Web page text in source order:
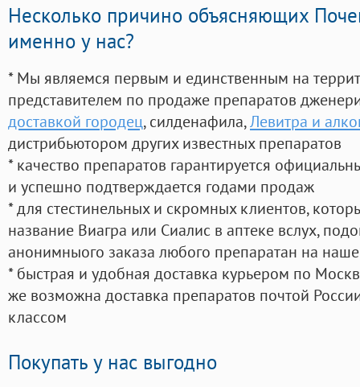
Несколько причино объясняющих
именно у нас?
* Мы являемся первым и единственным на
представителем по продаже препаратов
доставкой городец, силденафила,Левитра и
дистрибьютором других известных препаратов
* качество препаратов гарантируется
и успешно подтверждается годами продаж
* для стестинельных и скромных клиентов,
название Виагра или Сиалис в аптеке вслух,
анонимныого заказа любого препаратан на
* быстрая и удобная доставка курьером по
же возможна доставка препаратов почтой
классом
Покупать у нас выгодно